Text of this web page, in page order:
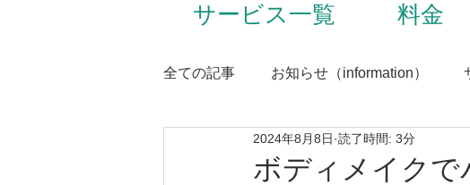
サービス一覧 料金
全ての記事 お知らせ（information）
Animal Flow（アニマルフロー）
ボディメイク
2024年8月8日 読了時間: 3分